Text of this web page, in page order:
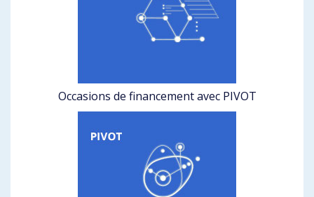
Occasions de financement avec PIVOT